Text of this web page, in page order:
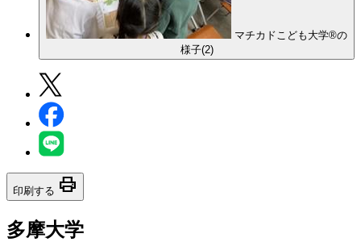
マチカドこども大学®の
様子(2)
印刷する print
多摩大学